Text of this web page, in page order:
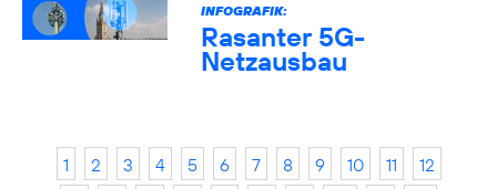
INFOGRAFIK:
Rasanter 5G-
Netzausbau
1 2 3 4 5 6 7 8 9 10 11
12